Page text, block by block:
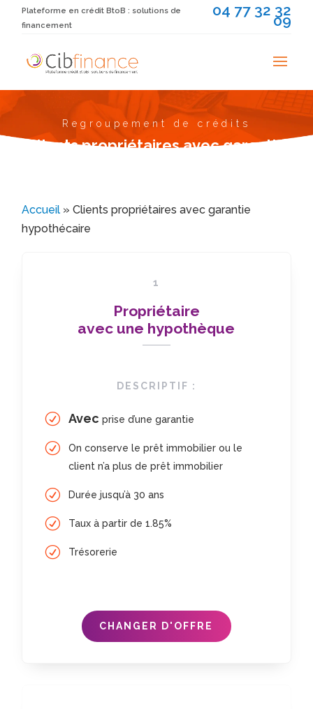
Plateforme en crédit BtoB : solutions de
financement
04 77 32 32
09
Regroupement de crédits
Clients propriétaires avec garantie
Accueil »Clients propriétaires avec garantie
hypothécaire
1
Propriétaire
avec une hypothèque
DESCRIPTIF :
Avecprise d’une garantie
On conserve le prêt immobilier ou le
client n’a plus de prêt immobilier
Durée jusqu’à 30 ans
Taux à partir de 1.85%
Trésorerie
CHANGER D'OFFRE